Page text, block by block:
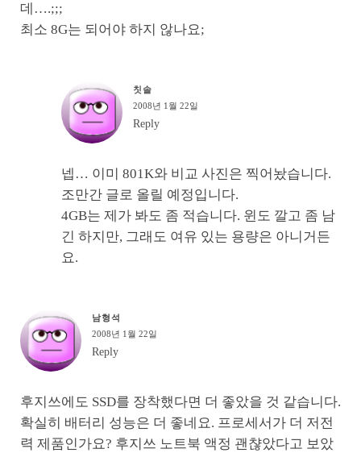
데….;;;
최소 8G는 되어야 하지 않나요;
칫솔
2008년 1월 22일
Reply
넵… 이미 801K와 비교 사진은 찍어놨습니다.
조만간 글로 올릴 예정입니다.
4GB는 제가 봐도 좀 적습니다. 윈도 깔고 좀 남
긴 하지만, 그래도 여유 있는 용량은 아니거든
요.
남형석
2008년 1월 22일
Reply
후지쓰에도 SSD를 장착했다면 더 좋았을 것 같습니다.
확실히 배터리 성능은 더 좋네요. 프로세서가 더 저전
력 제품인가요? 후지쓰 노트북 액정 괜챦았다고 보았